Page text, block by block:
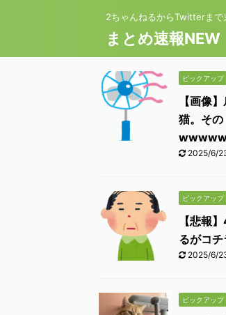
2ちゃんねるからTwitterまで
まとめ速報NEW
ピックアップ
【画像
猫。そ
2025/6/
ピックアップ
【悲報
るがコ
2025/6/
ピックアップ